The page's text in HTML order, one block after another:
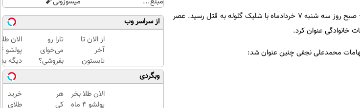
میترا استاد - همسر دوم محمدعلی نجفی شهردار سابق تهران- صبح روز سه شنبه ۷ خردادماه با شلیک گلوله به قتل رسید. عصر
خانوادگی عنوان کرد.
محمدعلی نجفی چنین عنوان شد:
از سراسر وب
از الان تا
آخر
تابستون
حداقل
12کیلو
چربی
میسوزونی
تارا رو
می‌خوای
بفروشی؟
با
خودرو۴۵
یک‌روزه
بفروشش
الان
دیگه
طلا با
بی‌بهره
وبگردی
الان طلا بخر
پولشو 4 ماه
هر
کی
خرید
طلای